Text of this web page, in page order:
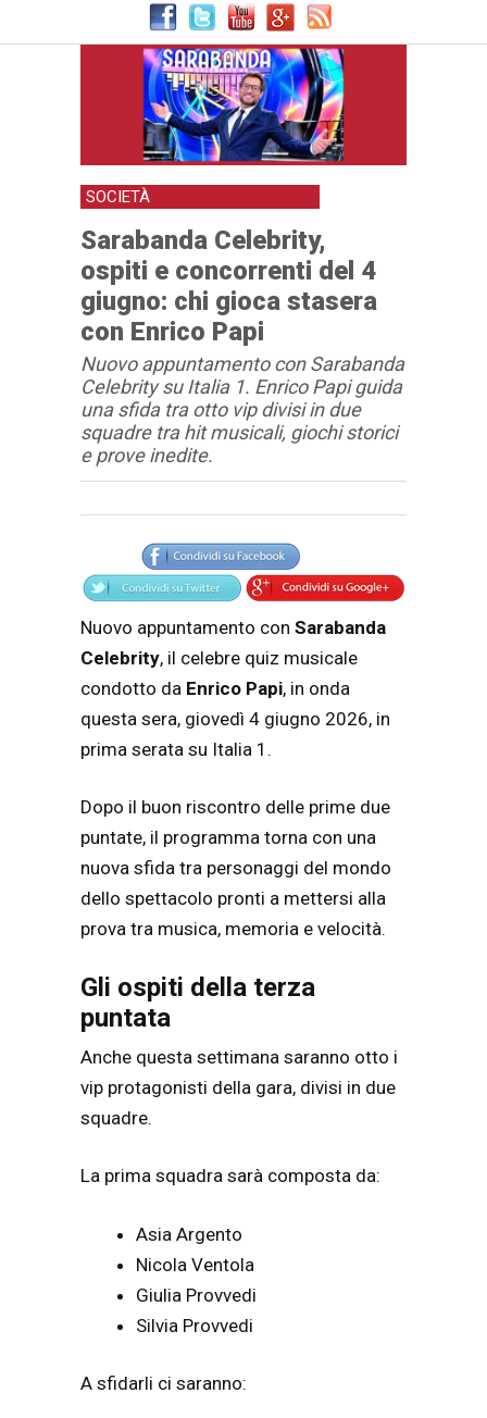
SOCIETÀ
Sarabanda Celebrity,
ospiti e concorrenti del 4
giugno: chi gioca stasera
con Enrico Papi
Nuovo appuntamento con Sarabanda
Celebrity su Italia 1. Enrico Papi guida
una sfida tra otto vip divisi in due
squadre tra hit musicali, giochi storici
e prove inedite.
Articolo
Testo articolo principale
Nuovo appuntamento con Sarabanda
Celebrity, il celebre quiz musicale
condotto da Enrico Papi, in onda
questa sera, giovedì 4 giugno 2026, in
prima serata su Italia 1.
Dopo il buon riscontro delle prime due
puntate, il programma torna con una
nuova sfida tra personaggi del mondo
dello spettacolo pronti a mettersi alla
prova tra musica, memoria e velocità.
Gli ospiti della terza
puntata
Anche questa settimana saranno otto i
vip protagonisti della gara, divisi in due
squadre.
La prima squadra sarà composta da:
Asia Argento
Nicola Ventola
Giulia Provvedi
Silvia Provvedi
A sfidarli ci saranno: